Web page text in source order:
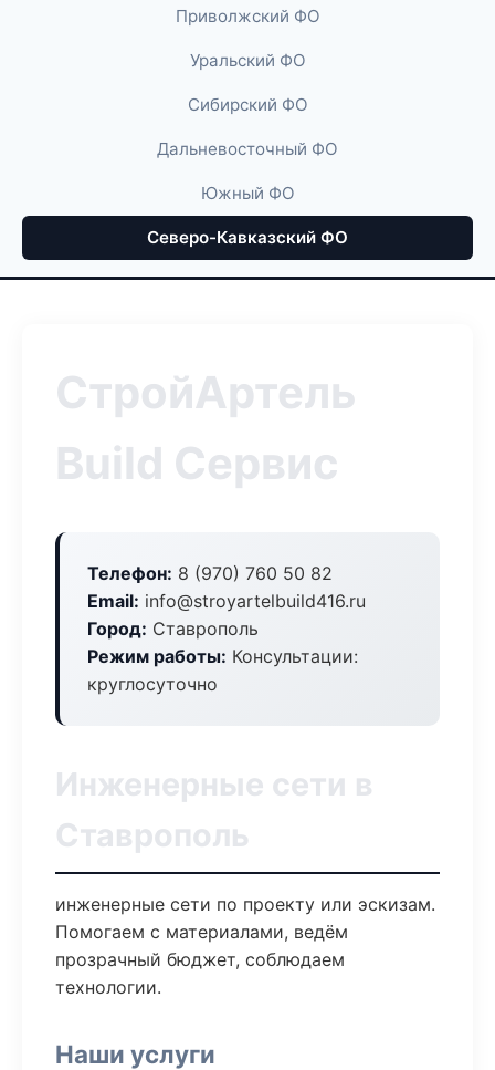
Приволжский ФО
Уральский ФО
Сибирский ФО
Дальневосточный ФО
Южный ФО
Северо-Кавказский ФО
СтройАртель
Build Сервис
Телефон: 8 (970) 760 50 82
Email: info@stroyartelbuild416.ru
Город: Ставрополь
Режим работы: Консультации:
круглосуточно
Инженерные сети в
Ставрополь
инженерные сети по проекту или эскизам.
Помогаем с материалами, ведём
прозрачный бюджет, соблюдаем
технологии.
Наши услуги